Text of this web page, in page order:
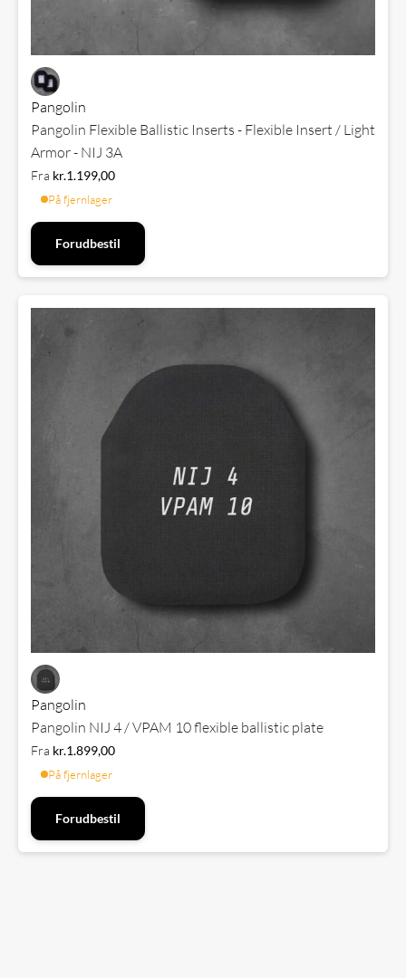
Pangolin
Pangolin Flexible Ballistic Inserts - Flexible Insert / Light
Armor - NIJ 3A
Fra kr.1.199,00
På fjernlager
Forudbestil
Pangolin
Pangolin NIJ 4 / VPAM 10 flexible ballistic plate
Fra kr.1.899,00
På fjernlager
Forudbestil